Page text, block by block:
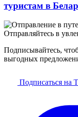
туристам в
Отправляйтесь в
Подписывайтесь,
выгодных
Подписаться на